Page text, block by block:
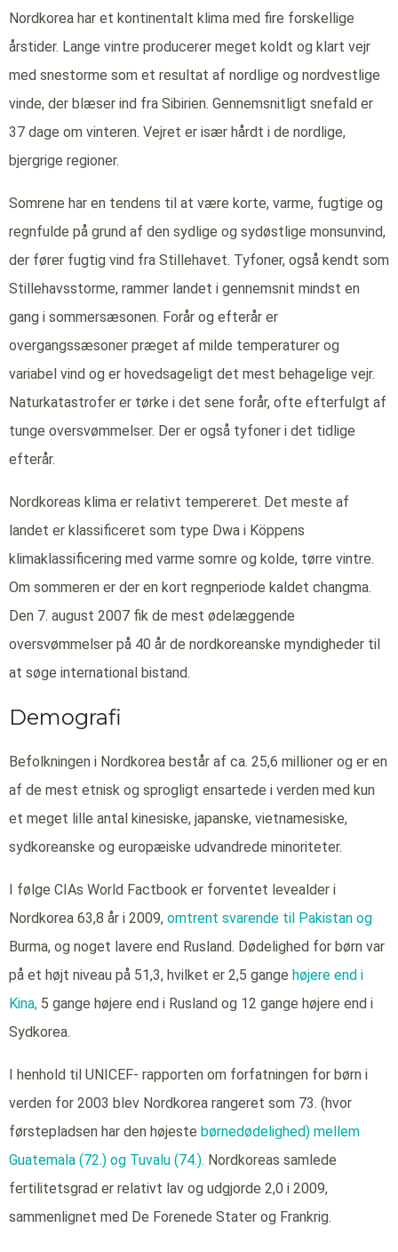
Nordkorea har et kontinentalt klima med fire forskellige
årstider. Lange vintre producerer meget koldt og klart vejr
med snestorme som et resultat af nordlige og nordvestlige
vinde, der blæser ind fra Sibirien. Gennemsnitligt snefald er
37 dage om vinteren. Vejret er især hårdt i de nordlige,
bjergrige regioner.
Somrene har en tendens til at være korte, varme, fugtige og
regnfulde på grund af den sydlige og sydøstlige monsunvind,
der fører fugtig vind fra Stillehavet. Tyfoner, også kendt som
Stillehavsstorme, rammer landet i gennemsnit mindst en
gang i sommersæsonen. Forår og efterår er
overgangssæsoner præget af milde temperaturer og
variabel vind og er hovedsageligt det mest behagelige vejr.
Naturkatastrofer er tørke i det sene forår, ofte efterfulgt af
tunge oversvømmelser. Der er også tyfoner i det tidlige
efterår.
Nordkoreas klima er relativt tempereret. Det meste af
landet er klassificeret som type Dwa i Köppens
klimaklassificering med varme somre og kolde, tørre vintre.
Om sommeren er der en kort regnperiode kaldet changma.
Den 7. august 2007 fik de mest ødelæggende
oversvømmelser på 40 år de nordkoreanske myndigheder til
at søge international bistand.
Demografi
Befolkningen i Nordkorea består af ca. 25,6 millioner og er en
af de mest etnisk og sprogligt ensartede i verden med kun
et meget lille antal kinesiske, japanske, vietnamesiske,
sydkoreanske og europæiske udvandrede minoriteter.
I følge CIAs World Factbook er forventet levealder i
Nordkorea 63,8 år i 2009, omtrent svarende til Pakistan og
Burma, og noget lavere end Rusland. Dødelighed for børn var
på et højt niveau på 51,3, hvilket er 2,5 gange højere end i
Kina, 5 gange højere end i Rusland og 12 gange højere end i
Sydkorea.
I henhold til UNICEF- rapporten om forfatningen for børn i
verden for 2003 blev Nordkorea rangeret som 73. (hvor
førstepladsen har den højeste børnedødelighed) mellem
Guatemala (72.) og Tuvalu (74.). Nordkoreas samlede
fertilitetsgrad er relativt lav og udgjorde 2,0 i 2009,
sammenlignet med De Forenede Stater og Frankrig.